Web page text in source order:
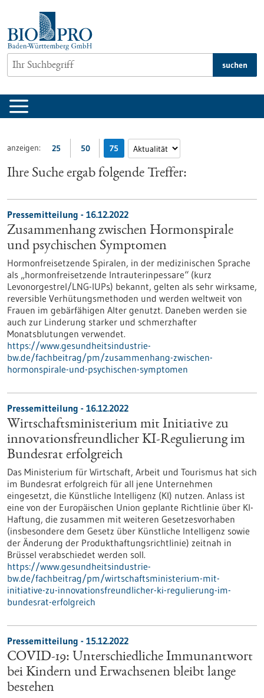
springen
suchen
anzeigen: 25 50 75
Ihre Suche ergab folgende Treffer:
Pressemitteilung - 16.12.2022
Zusammenhang zwischen Hormonspirale
und psychischen Symptomen
Hormonfreisetzende Spiralen, in der medizinischen Sprache
als „hormonfreisetzende Intrauterinpessare“ (kurz
Levonorgestrel/LNG-​IUPs) bekannt, gelten als sehr wirksame,
reversible Verhütungsmethoden und werden weltweit von
Frauen im gebärfähigen Alter genutzt. Daneben werden sie
auch zur Linderung starker und schmerzhafter
Monatsblutungen verwendet.
https://www.gesundheitsindustrie-
bw.de/fachbeitrag/pm/zusammenhang-zwischen-
hormonspirale-und-psychischen-symptomen
Pressemitteilung - 16.12.2022
Wirtschaftsministerium mit Initiative zu
innovationsfreundlicher KI-Regulierung im
Bundesrat erfolgreich
Das Ministerium für Wirtschaft, Arbeit und Tourismus hat sich
im Bundesrat erfolgreich für all jene Unternehmen
eingesetzt, die Künstliche Intelligenz (KI) nutzen. Anlass ist
eine von der Europäischen Union geplante Richtlinie über KI-
Haftung, die zusammen mit weiteren Gesetzesvorhaben
(insbesondere dem Gesetz über Künstliche Intelligenz sowie
der Änderung der Produkthaftungsrichtlinie) zeitnah in
Brüssel verabschiedet werden soll.
https://www.gesundheitsindustrie-
bw.de/fachbeitrag/pm/wirtschaftsministerium-mit-
initiative-zu-innovationsfreundlicher-ki-regulierung-im-
bundesrat-erfolgreich
Pressemitteilung - 15.12.2022
COVID-19: Unterschiedliche Immunantwort
bei Kindern und Erwachsenen bleibt lange
bestehen